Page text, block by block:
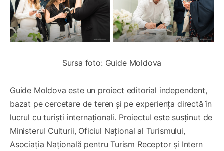
Sursa foto: Guide Moldova
Guide Moldova este un proiect editorial independent,
bazat pe cercetare de teren și pe experiența directă în
lucrul cu turiști internaționali. Proiectul este susținut de
Ministerul Culturii, Oficiul Național al Turismului,
Asociația Națională pentru Turism Receptor și Intern